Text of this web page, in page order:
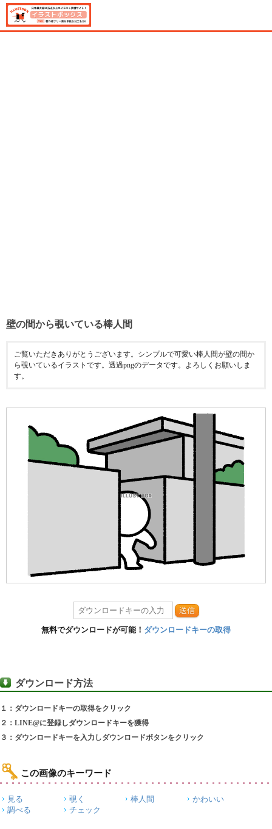
壁の間から覗いている棒人間
ご覧いただきありがとうございます。シンプルで可愛い棒人間が壁の間か
ら覗いているイラストです。透過pngのデータです。よろしくお願いしま
す。
送信
無料でダウンロードが可能！ ダウンロードキーの取得
ダウンロード方法
１：ダウンロードキーの取得をクリック
２：LINE@に登録しダウンロードキーを獲得
３：ダウンロードキーを入力しダウンロードボタンをクリック
この画像のキーワード
見る 覗く 棒人間
かわいい
調べる
チェック